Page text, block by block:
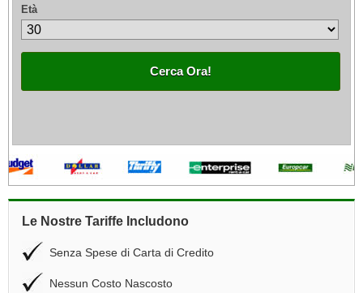
Età
Cerca Ora!
Le Nostre Tariffe Includono
Senza Spese di Carta di Credito
Nessun Costo Nascosto